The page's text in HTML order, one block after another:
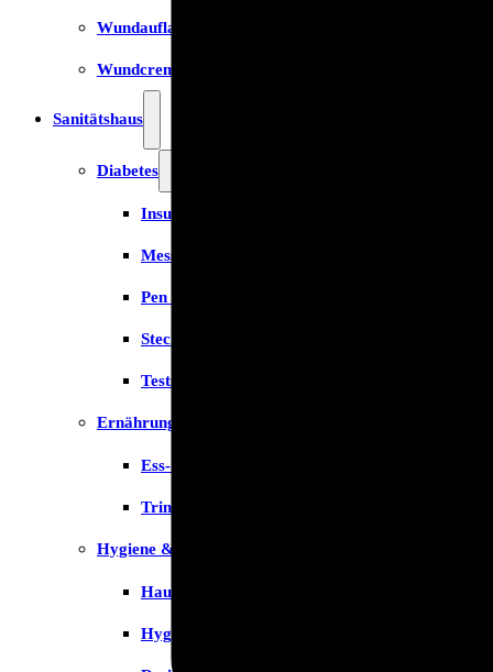
Wundauflage
Wundcremes & Spray
Sanitätshaus
Diabetes
Insulinspritzen
Messgeräte
Pen Nadeln
Stechhilfen
Teststreifen
Ernährung & Trinkhilfen
Ess- und Trinkhilfen
Trinknahrung
Hygiene & Pflege
Hausapotheke
Hygieneartikel